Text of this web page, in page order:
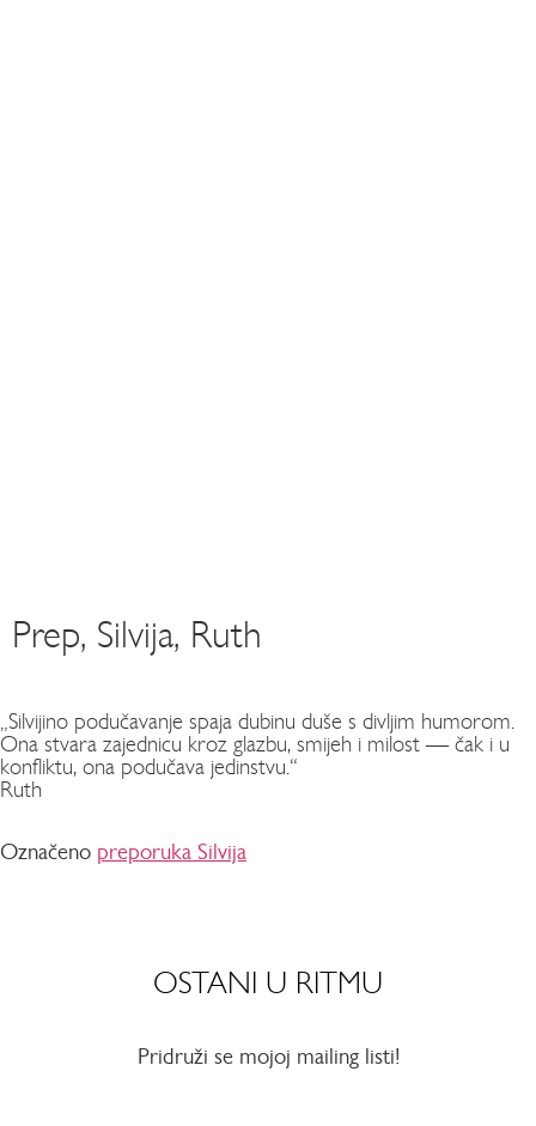
Prep, Silvija, Ruth
„Silvijino podučavanje spaja dubinu duše s divljim humorom.
Ona stvara zajednicu kroz glazbu, smijeh i milost — čak i u
konfliktu, ona podučava jedinstvu.“
Ruth
Označeno preporuka Silvija
OSTANI U RITMU
Pridruži se mojoj mailing listi!